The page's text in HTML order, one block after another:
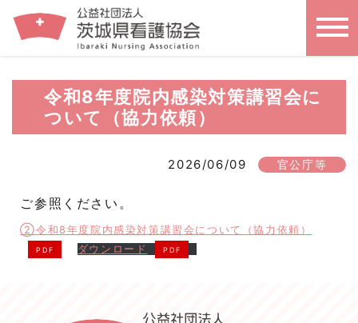
令和8年度院内感染対策講習会に
ついて（協力依頼）
2026/06/09 官公庁等
ご参照ください。
②令和8年度院内感染対策講習会について（協力依頼）
ダウンロード